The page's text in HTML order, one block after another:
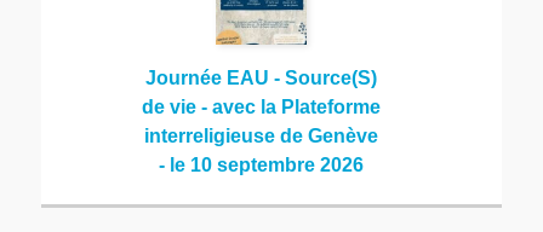
Journée EAU - Source(S)
de vie - avec la Plateforme
interreligieuse de Genève
- le 10 septembre 2026